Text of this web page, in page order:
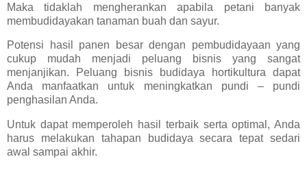
Maka tidaklah mengherankan apabila petani banyak
membudidayakan tanaman buah dan sayur.
Potensi hasil panen besar dengan pembudidayaan yang
cukup mudah menjadi peluang bisnis yang sangat
menjanjikan. Peluang bisnis budidaya hortikultura dapat
Anda manfaatkan untuk meningkatkan pundi – pundi
penghasilan Anda.
Untuk dapat memperoleh hasil terbaik serta optimal, Anda
harus melakukan tahapan budidaya secara tepat sedari
awal sampai akhir.